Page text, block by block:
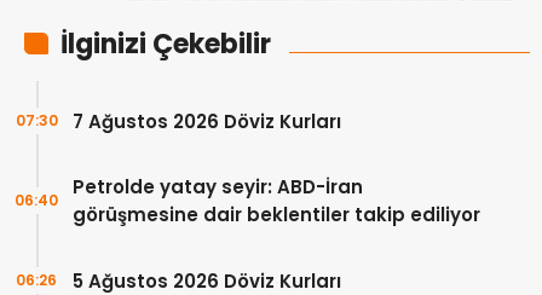
İlginizi Çekebilir
7 Ağustos 2026 Döviz Kurları
07:30
Petrolde yatay seyir: ABD-İran
görüşmesine dair beklentiler takip ediliyor
06:40
5 Ağustos 2026 Döviz Kurları
06:26